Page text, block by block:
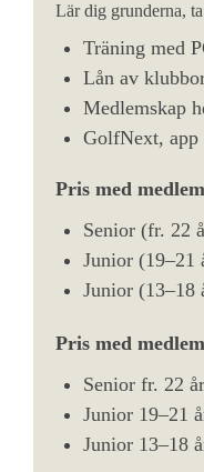
Lär dig grunderna,
Träning med
Lån av
Medlemskap
GolfNext,
Pris med
Senior (fr. 22
Junior (19–21
Junior (13–18
Pris med
Senior fr. 22
Junior 19–21
Junior 13–18